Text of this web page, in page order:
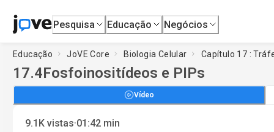
Pesquisa Educação Negócios
Educação JoVE Core Biologia Celular Capítulo 17 :
17.4Fosfoinositídeos e PIPs
Vídeo
9.1K vistas·01:42 min